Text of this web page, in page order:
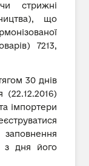
стрижні
що
7213,
30 днів
імпортери
з дня його